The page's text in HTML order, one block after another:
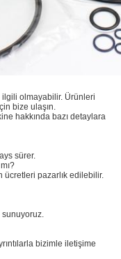
olmayabilir. Ürünleri
bize ulaşın.
hakkında bazı detaylara
sürer.
ücretleri pazarlık edilebilir.
bizimle iletişime